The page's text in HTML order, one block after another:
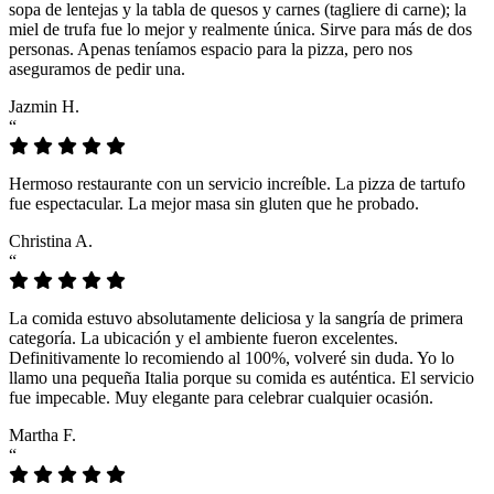
sopa de lentejas y la tabla de quesos y carnes (tagliere di carne); la
miel de trufa fue lo mejor y realmente única. Sirve para más de dos
personas. Apenas teníamos espacio para la pizza, pero nos
aseguramos de pedir una.
Jazmin H.
“
Hermoso restaurante con un servicio increíble. La pizza de tartufo
fue espectacular. La mejor masa sin gluten que he probado.
Christina A.
“
La comida estuvo absolutamente deliciosa y la sangría de primera
categoría. La ubicación y el ambiente fueron excelentes.
Definitivamente lo recomiendo al 100%, volveré sin duda. Yo lo
llamo una pequeña Italia porque su comida es auténtica. El servicio
fue impecable. Muy elegante para celebrar cualquier ocasión.
Martha F.
“